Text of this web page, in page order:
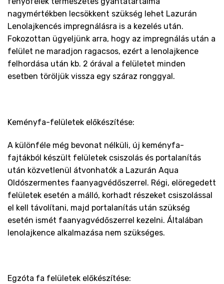
nagymértékben lecsökkent szükség lehet Lazurán
Lenolajkencés impregnálásra is a kezelés után.
Fokozottan ügyeljünk arra, hogy az impregnálás után a
felület ne maradjon ragacsos, ezért a lenolajkence
felhordása után kb. 2 órával a felületet minden
esetben töröljük vissza egy száraz ronggyal.
Keményfa-felületek előkészítése:
A különféle még bevonat nélküli, új keményfa-
fajtákból készült felületek csiszolás és portalanítás
után közvetlenül átvonhatók a Lazurán Aqua
Oldószermentes faanyagvédőszerrel. Régi, elöregedett
felületek esetén a málló, korhadt részeket csiszolással
el kell távolítani, majd portalanítás után szükség
esetén ismét faanyagvédőszerrel kezelni. Általában
lenolajkence alkalmazása nem szükséges.
Egzóta fa felületek előkészítése: